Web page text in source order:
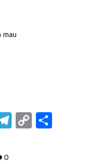
mau
Telegram
Copy
0